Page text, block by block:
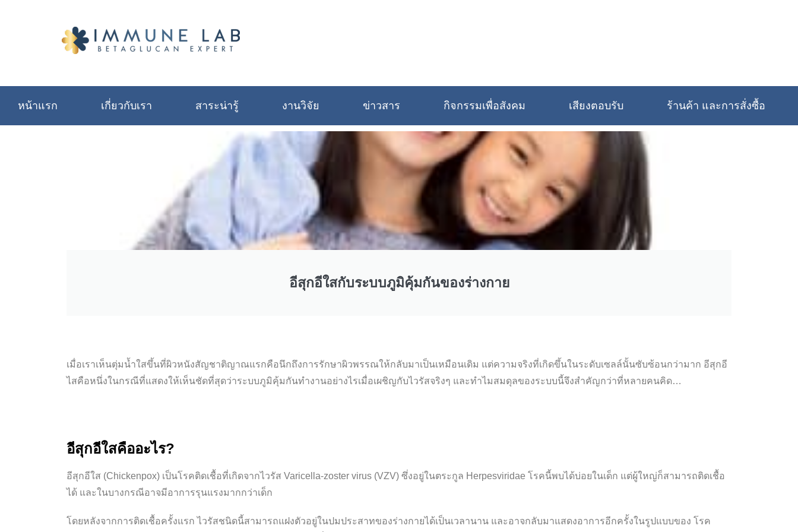
หน้าแรก เกี่ยวกับเรา สาระน่ารู้ งานวิจัย ข่าวสาร กิจกรรมเพื่อสังคม เสียงตอบรับ ร้านค้า และการสั่งซื้อ
อีสุกอีใสกับระบบภูมิคุ้มกันของร่างกาย
เมื่อเราเห็นตุ่มน้ำใสขึ้นที่ผิวหนังสัญชาติญาณแรกคือนึกถึงการรักษาผิวพรรณให้กลับมาเป็นเหมือนเดิม แต่ความจริงที่เกิดขึ้นในระดับเซลล์นั้นซับซ้อนกว่ามาก อีสุกอี
ไสคือหนึ่งในกรณีที่แสดงให้เห็นชัดที่สุดว่าระบบภูมิคุ้มกันทำงานอย่างไรเมื่อเผชิญกับไวรัสจริงๆ และทำไมสมดุลของระบบนี้จึงสำคัญกว่าที่หลายคนคิด…
อีสุกอีใสคืออะไร?
อีสุกอีใส (Chickenpox) เป็นโรคติดเชื้อที่เกิดจากไวรัส Varicella-zoster virus (VZV) ซึ่งอยู่ในตระกูล Herpesviridae โรคนี้พบได้บ่อยในเด็ก แต่ผู้ใหญ่ก็สามารถติดเชื้อ
ได้ และในบางกรณีอาจมีอาการรุนแรงมากกว่าเด็ก
โดยหลังจากการติดเชื้อครั้งแรก ไวรัสชนิดนี้สามารถแฝงตัวอยู่ในปมประสาทของร่างกายได้เป็นเวลานาน และอาจกลับมาแสดงอาการอีกครั้งในรูปแบบของ โรค